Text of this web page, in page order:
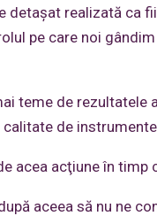
detaşat realizată ca
pe care noi
teme de
de
acea acţiune în timp
aceea să nu ne